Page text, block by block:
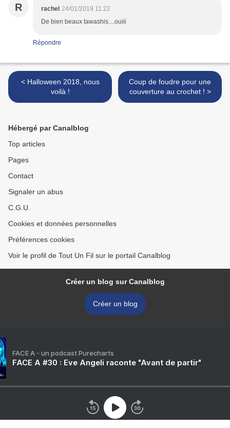
R rachel 24/01/2019 11:22
De bien beaux tawashis....ouiii
Répondre
< Halloween 2018, nous
voilà !
Coup de foudre pour une
couverture au crochet ! >
Hébergé par Canalblog
Top articles
Pages
Contact
Signaler un abus
C.G.U.
Cookies et données personnelles
Préférences cookies
Voir le profil de Tout Un Fil sur le portail Canalblog
Créer un blog sur Canalblog
Créer un blog
FACE A - un podcast Purecharts
FACE A #30 : Eve Angeli raconte "Avant de partir"